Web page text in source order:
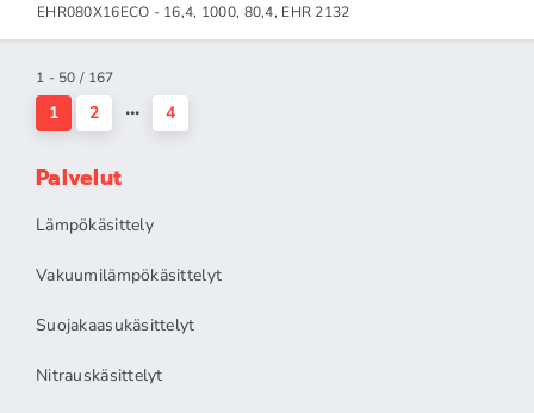
EHR080X16ECO - 16,4, 1000, 80,4, EHR 2132
1 - 50 / 167
1 2 4
Palvelut
Lämpökäsittely
Vakuumilämpökäsittelyt
Suojakaasukäsittelyt
Nitrauskäsittelyt